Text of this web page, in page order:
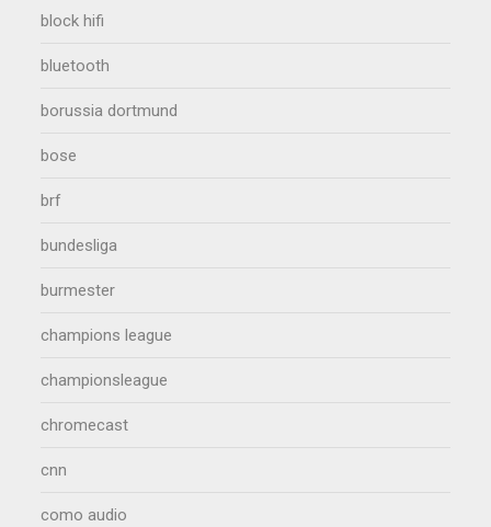
block hifi
bluetooth
borussia dortmund
bose
brf
bundesliga
burmester
champions league
championsleague
chromecast
cnn
como audio